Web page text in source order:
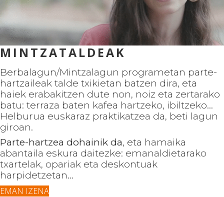
MINTZATALDEAK
Berbalagun/Mintzalagun programetan parte-
hartzaileak talde txikietan batzen dira, eta
haiek erabakitzen dute non, noiz eta zertarako
batu: terraza baten kafea hartzeko, ibiltzeko...
Helburua euskaraz praktikatzea da, beti lagun
giroan.
Parte-hartzea dohainik da, eta hamaika
abantaila eskura daitezke: emanaldietarako
txartelak, opariak eta deskontuak
harpidetzetan...
EMAN IZENA